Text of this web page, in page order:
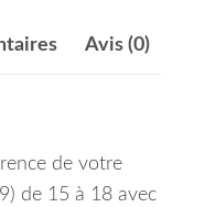
Avis (0)
de votre
de 15 à 18 avec